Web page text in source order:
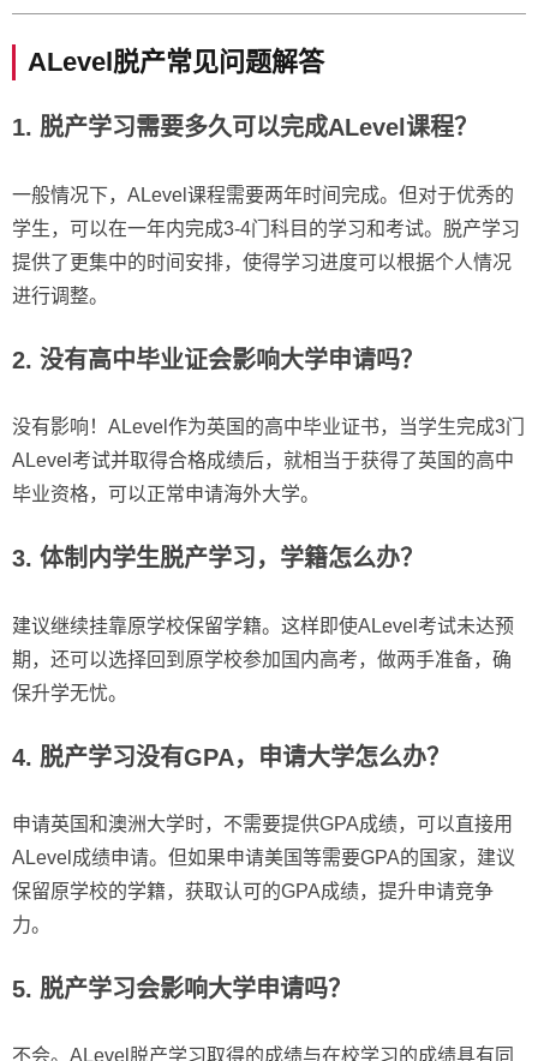
ALevel脱产常见问题解答
1. 脱产学习需要多久可以完成ALevel课程？
一般情况下，ALevel课程需要两年时间完成。但对于优秀的
学生，可以在一年内完成3-4门科目的学习和考试。脱产学习
提供了更集中的时间安排，使得学习进度可以根据个人情况
进行调整。
2. 没有高中毕业证会影响大学申请吗？
没有影响！ALevel作为英国的高中毕业证书，当学生完成3门
ALevel考试并取得合格成绩后，就相当于获得了英国的高中
毕业资格，可以正常申请海外大学。
3. 体制内学生脱产学习，学籍怎么办？
建议继续挂靠原学校保留学籍。这样即使ALevel考试未达预
期，还可以选择回到原学校参加国内高考，做两手准备，确
保升学无忧。
4. 脱产学习没有GPA，申请大学怎么办？
申请英国和澳洲大学时，不需要提供GPA成绩，可以直接用
ALevel成绩申请。但如果申请美国等需要GPA的国家，建议
保留原学校的学籍，获取认可的GPA成绩，提升申请竞争
力。
5. 脱产学习会影响大学申请吗？
不会。ALevel脱产学习取得的成绩与在校学习的成绩具有同